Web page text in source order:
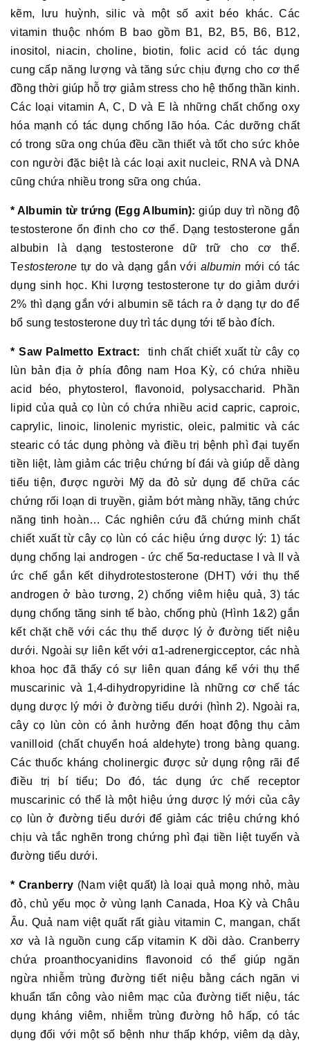
kẽm, lưu huỳnh, silic và một số axit béo khác. Các
vitamin thuộc nhóm B bao gồm B1, B2, B5, B6, B12,
inositol, niacin, choline, biotin, folic acid có tác dụng
cung cấp năng lượng và tăng sức chịu đựng cho cơ thể
đồng thời giúp hỗ trợ giảm stress cho hệ thống thần kinh.
Các loại vitamin A, C, D và E là những chất chống oxy
hóa mạnh có tác dụng chống lão hóa. Các dưỡng chất
có trong sữa ong chúa đều cần thiết và tốt cho sức khỏe
con người đặc biệt là các loại axit nucleic, RNA và DNA
cũng chứa nhiều trong sữa ong chúa.
* Albumin từ trứng (Egg Albumin): giúp duy trì nồng độ
testosterone ổn đinh cho cơ thể. Dạng testosterone gắn
albubin là dạng testosterone dữ trữ cho cơ thể.
Testosterone tự do và dạng gắn với albumin mới có tác
dụng sinh học. Khi lượng testosterone tự do giảm dưới
2% thì dạng gắn với albumin sẽ tách ra ở dạng tự do để
bổ sung testosterone duy trì tác dụng tới tế bào đích.
* Saw Palmetto Extract: tinh chất chiết xuất từ cây cọ
lùn bản địa ở phía đông nam Hoa Kỳ, có chứa nhiều
acid béo, phytosterol, flavonoid, polysaccharid. Phần
lipid của quả cọ lùn có chứa nhiều acid capric, caproic,
caprylic, linoic, linolenic myristic, oleic, palmitic và các
stearic có tác dụng phòng và điều trị bệnh phì đại tuyến
tiền liệt, làm giảm các triệu chứng bí đái và giúp dễ dàng
tiểu tiện, được người Mỹ da đỏ sử dụng để chữa các
chứng rối loạn di truyền, giảm bớt màng nhầy, tăng chức
năng tinh hoàn… Các nghiên cứu đã chứng minh chất
chiết xuất từ cây cọ lùn có các hiệu ứng dược lý: 1) tác
dụng chống lại androgen - ức chế 5α-reductase I và II và
ức chế gắn kết dihydrotestosterone (DHT) với thụ thể
androgen ở bào tương, 2) chống viêm hiệu quả, 3) tác
dụng chống tăng sinh tế bào, chống phù (Hình 1&2) gắn
kết chặt chẽ với các thụ thể dược lý ở đường tiết niệu
dưới. Ngoài sự liên kết với α1-adrenergicceptor, các nhà
khoa học đã thấy có sự liên quan đáng kể với thụ thể
muscarinic và 1,4-dihydropyridine là những cơ chế tác
dụng dược lý mới ở đường tiểu dưới (hình 2). Ngoài ra,
cây cọ lùn còn có ảnh hưởng đến hoạt động thụ cảm
vanilloid (chất chuyển hoá aldehyte) trong bàng quang.
Các thuốc kháng cholinergic được sử dụng rộng rãi để
điều trị bí tiểu; Do đó, tác dụng ức chế receptor
muscarinic có thể là một hiệu ứng dược lý mới của cây
cọ lùn ở đường tiểu dưới để giảm các triệu chứng khó
chịu và tắc nghẽn trong chứng phì đại tiền liệt tuyến và
đường tiểu dưới.
* Cranberry (Nam việt quất) là loại quả mọng nhỏ, màu
đỏ, chủ yếu mọc ở vùng lạnh Canada, Hoa Kỳ và Châu
Âu. Quả nam việt quất rất giàu vitamin C, mangan, chất
xơ và là nguồn cung cấp vitamin K dồi dào. Cranberry
chứa proanthocyanidins flavonoid có thể giúp ngăn
ngừa nhiễm trùng đường tiết niệu bằng cách ngăn vi
khuẩn tấn công vào niêm mạc của đường tiết niệu, tác
dụng kháng viêm, nhiễm trùng đường hô hấp, có tác
dụng đối với một số bệnh như thấp khớp, viêm dạ dày,